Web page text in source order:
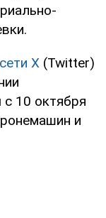
X (Twitter)
10 октября
и